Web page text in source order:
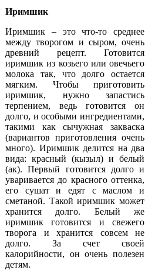
Иримшик
Иримшик – это что-то среднее
между творогом и сыром, очень
древний рецепт. Готовится
иримшик из козьего или овечьего
молока так, что долго остается
мягким. Чтобы приготовить
иримшик, нужно запастись
терпением, ведь готовится он
долго, и особыми ингредиентами,
такими как сычужная закваска
(вариантов приготовления очень
много). Иримшик делится на два
вида: красный (кызыл) и белый
(ак). Первый готовится долго и
уваривается до красного оттенка,
его сушат и едят с маслом и
сметаной. Такой иримшик может
хранится долго. Белый же
иримшик готовится и свежего
творога и хранится совсем не
долго. За счет своей
калорийности, он очень полезен
детям.